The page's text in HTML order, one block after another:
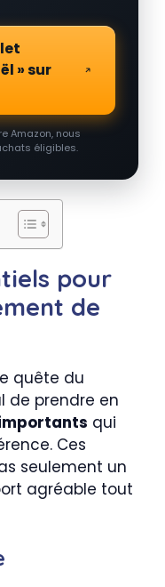
» sur
Amazon, nous
éligibles.
pour
de
quête du
de prendre en
qui
Ces
seulement un
agréable tout